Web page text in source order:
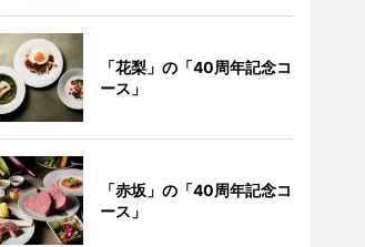
「花梨」の「40周年記念コ
ース」
「赤坂」の「40周年記念コ
ース」